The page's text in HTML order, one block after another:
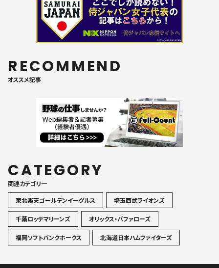
RECOMMEND
オススメ記事
CATEGORY
関連カテゴリ一
東北楽天ゴールデンイーグルス
埼玉西武ライオンズ
千葉ロッテマリーンズ オリックス・バファローズ
福岡ソフトバンクホークス 北海道日本ハムファイターズ